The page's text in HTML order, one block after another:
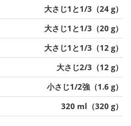
大さじ1と1/3（24 g）
大さじ1と1/3（20 g）
大さじ1と1/3（12 g）
大さじ2/3（12 g）
小さじ1/2強（1.6 g）
320 ml（320 g）